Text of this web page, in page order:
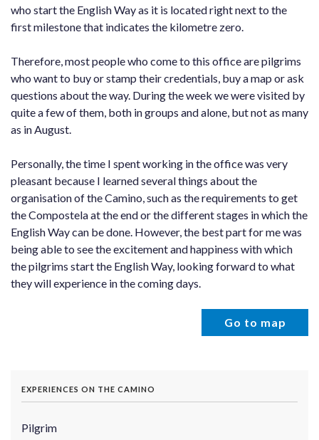
who start the English Way as it is located right next to the
first milestone that indicates the kilometre zero.
Therefore, most people who come to this office are pilgrims
who want to buy or stamp their credentials, buy a map or ask
questions about the way. During the week we were visited by
quite a few of them, both in groups and alone, but not as many
as in August.
Personally, the time I spent working in the office was very
pleasant because I learned several things about the
organisation of the Camino, such as the requirements to get
the Compostela at the end or the different stages in which the
English Way can be done. However, the best part for me was
being able to see the excitement and happiness with which
the pilgrims start the English Way, looking forward to what
they will experience in the coming days.
Go to map
EXPERIENCES ON THE CAMINO
Pilgrim